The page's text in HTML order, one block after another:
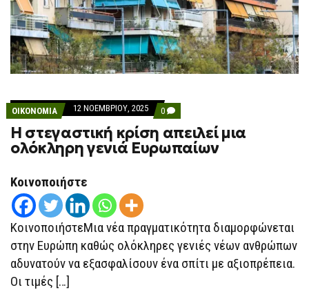
ΟΙΚΟΝΟΜΙΑ 12 ΝΟΕΜΒΡΊΟΥ, 2025 0 COMMENTS
ON
Η
ΣΤΕΓΑΣΤΙΚΉ
ΚΡΊΣΗ
Η στεγαστική κρίση απειλεί μια
ολόκληρη γενιά Ευρωπαίων
Κοινοποιήστε
ΚοινοποιήστεΜια νέα πραγματικότητα διαμορφώνεται
στην Ευρώπη καθώς ολόκληρες γενιές νέων ανθρώπων
αδυνατούν να εξασφαλίσουν ένα σπίτι με αξιοπρέπεια.
Οι τιμές […]